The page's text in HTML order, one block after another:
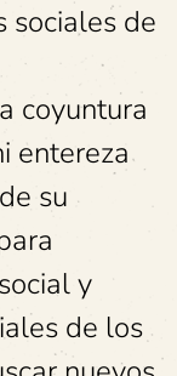
sociales de
coyuntura
entereza
su
y
de los